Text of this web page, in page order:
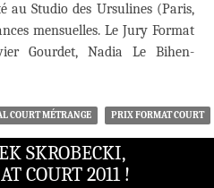
au Studio des Ursulines (Paris,
mensuelles. Le Jury Format
Gourdet, Nadia Le Bihen-
COURT MÉTRANGE PRIX FORMAT COURT
SKROBECKI,
COURT 2011 !